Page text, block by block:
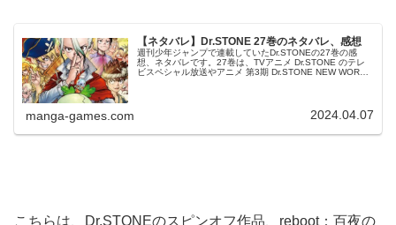
【ネタバレ】Dr.STONE 27巻のネタバレ、感想
週刊少年ジャンプで連載していたDr.STONEの27巻の感
想、ネタバレです。27巻は、TVアニメ Dr.STONE のテレ
ビスペシャル放送やアニメ 第3期 Dr.STONE NEW WORLD
manga-games.com 2024.04.07
こちらは、Dr.STONEのスピンオフ作品、reboot：百夜の